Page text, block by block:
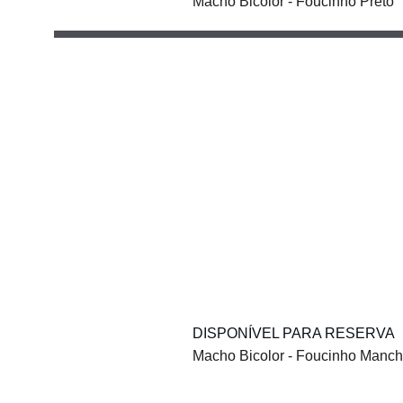
DISPONÍVEL PARA RESERVA
Macho Bicolor - Foucinho